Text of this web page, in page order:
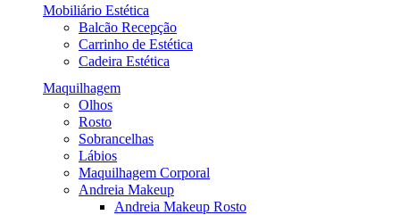
Mobiliário Estética
Balcão Recepção
Carrinho de Estética
Cadeira Estética
Maquilhagem
Olhos
Rosto
Sobrancelhas
Lábios
Maquilhagem Corporal
Andreia Makeup
Andreia Makeup Rosto